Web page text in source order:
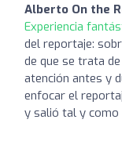
Alberto On the
Experiencia
del reportaje:
de que se trata
atención antes y
enfocar el
y salió tal y como